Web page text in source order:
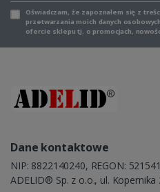
Oświadczam, że zapoznałem się z
przetwarzania moich danych
ofercie sklepu tj. o promocjach,
Dane kontaktowe
NIP: 8822140240, REGON:
ADELID® Sp. z o.o., ul.